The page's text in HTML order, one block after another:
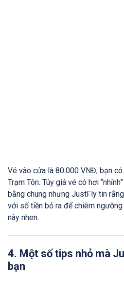
Vé vào cửa là 80.000 VNĐ, bạn
Trạm Tôn. Túy giá vé có hơi
bằng chung nhưng JustFly tin
với số tiền bỏ ra để chiêm
này nhen.
4. Một số tips nhỏ mà
bạn